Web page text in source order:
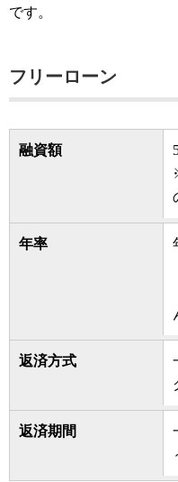
です。
フリーローン
融資額
年率
返済方式
返済期間